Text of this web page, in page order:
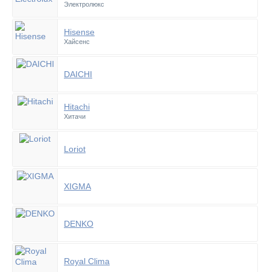
Электролюкс
Hisense
Хайсенс
DAICHI
Hitachi
Хитачи
Loriot
XIGMA
DENKO
Royal Clima